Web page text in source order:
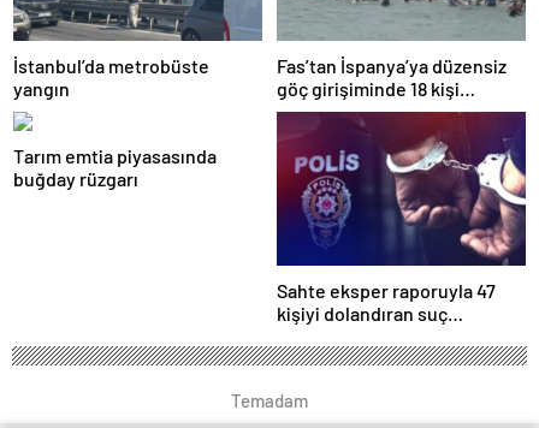
İstanbul’da metrobüste
yangın
Fas’tan İspanya’ya düzensiz
göç girişiminde 18 kişi
hayatını kaybetti
Tarım emtia piyasasında
buğday rüzgarı
Sahte eksper raporuyla 47
kişiyi dolandıran suç
Temadam